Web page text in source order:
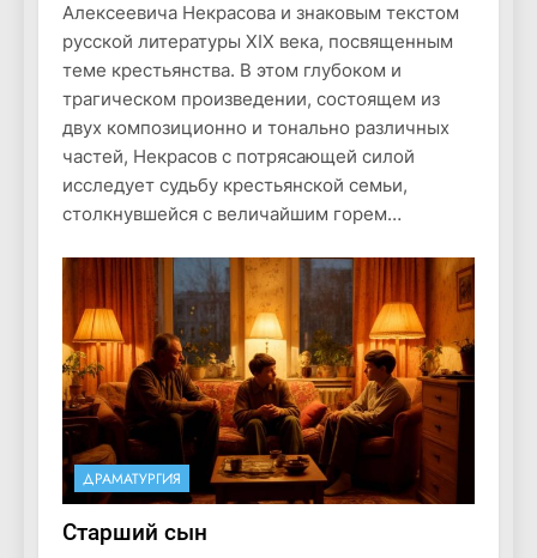
Алексеевича Некрасова и знаковым текстом
русской литературы XIX века, посвященным
теме крестьянства. В этом глубоком и
трагическом произведении, состоящем из
двух композиционно и тонально различных
частей, Некрасов с потрясающей силой
исследует судьбу крестьянской семьи,
столкнувшейся с величайшим горем…
ДРАМАТУРГИЯ
Старший сын